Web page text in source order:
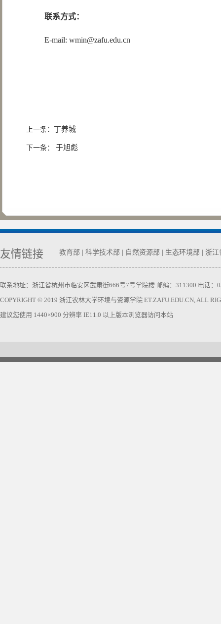
联系方式：
E-mail: wmin@zafu.edu.cn
上一条： 丁养城
下一条： ​于旭彪
友情链接 教育部 科学技术部 自然资源部 生态环境部 浙江
联系地址：浙江省杭州市临安区武肃街666号7号学院楼 邮编：311300 电话：
COPYRIGHT © 2019 浙江农林大学环境与资源学院 ET.ZAFU.EDU.CN, ALL
建议您使用 1440×900 分辨率 IE11.0 以上版本浏览器访问本站